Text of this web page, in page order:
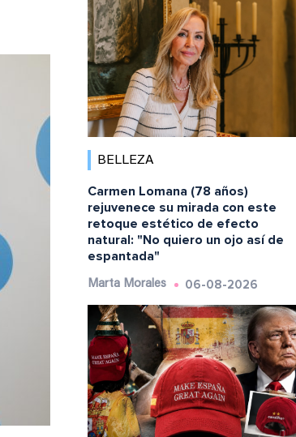
BELLEZA
Carmen Lomana (78 años)
rejuvenece su mirada con este
retoque estético de efecto
natural: "No quiero un ojo así de
espantada"
Marta Morales 06-08-2026